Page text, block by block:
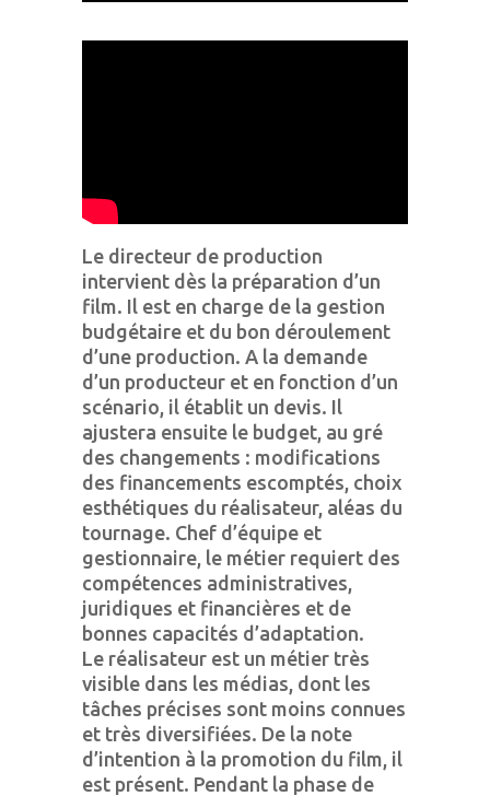
Le directeur de production
intervient dès la préparation d’un
film. Il est en charge de la gestion
budgétaire et du bon déroulement
d’une production. A la demande
d’un producteur et en fonction d’un
scénario, il établit un devis. Il
ajustera ensuite le budget, au gré
des changements : modifications
des financements escomptés, choix
esthétiques du réalisateur, aléas du
tournage. Chef d’équipe et
gestionnaire, le métier requiert des
compétences administratives,
juridiques et financières et de
bonnes capacités d’adaptation.
Le réalisateur est un métier très
visible dans les médias, dont les
tâches précises sont moins connues
et très diversifiées. De la note
d’intention à la promotion du film, il
est présent. Pendant la phase de